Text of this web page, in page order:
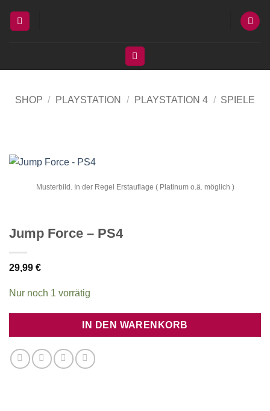
Inhalt
SHOP / PLAYSTATION / PLAYSTATION 4 / SPIELE
Musterbild. In der Regel Erstauflage ( Platinum o.ä. möglich )
Jump Force – PS4
29,99 €
Nur noch 1 vorrätig
IN DEN WARENKORB